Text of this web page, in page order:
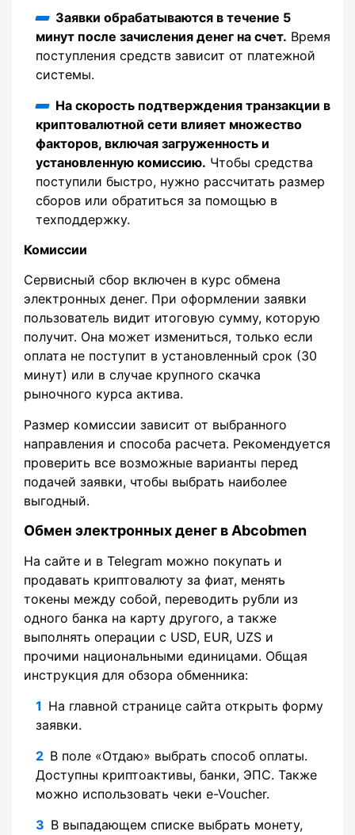
Заявки обрабатываются в течение 5
минут после зачисления денег на счет. Время
поступления средств зависит от платежной
системы.
На скорость подтверждения транзакции в
криптовалютной сети влияет множество
факторов, включая загруженность и
установленную комиссию. Чтобы средства
поступили быстро, нужно рассчитать размер
сборов или обратиться за помощью в
техподдержку.
Комиссии
Сервисный сбор включен в курс обмена
электронных денег. При оформлении заявки
пользователь видит итоговую сумму, которую
получит. Она может измениться, только если
оплата не поступит в установленный срок (30
минут) или в случае крупного скачка
рыночного курса актива.
Размер комиссии зависит от выбранного
направления и способа расчета. Рекомендуется
проверить все возможные варианты перед
подачей заявки, чтобы выбрать наиболее
выгодный.
Обмен электронных денег в Abcobmen
На сайте и в Telegram можно покупать и
продавать криптовалюту за фиат, менять
токены между собой, переводить рубли из
одного банка на карту другого, а также
выполнять операции с USD, EUR, UZS и
прочими национальными единицами. Общая
инструкция для обзора обменника:
На главной странице сайта открыть форму
заявки.
В поле «Отдаю» выбрать способ оплаты.
Доступны криптоактивы, банки, ЭПС. Также
можно использовать чеки e-Voucher.
В выпадающем списке выбрать монету,